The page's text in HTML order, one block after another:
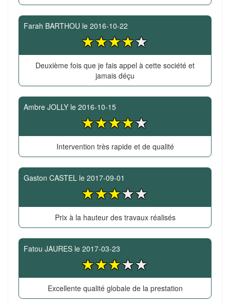
Farah BARTHOU le 2016-10-22
Deuxième fois que je fais appel à cette société et
jamais déçu
Ambre JOLLY le 2016-10-15
Intervention très rapide et de qualité
Gaston CASTEL le 2017-09-01
Prix à la hauteur des travaux réalisés
Fatou JAURES le 2017-03-23
Excellente qualité globale de la prestation